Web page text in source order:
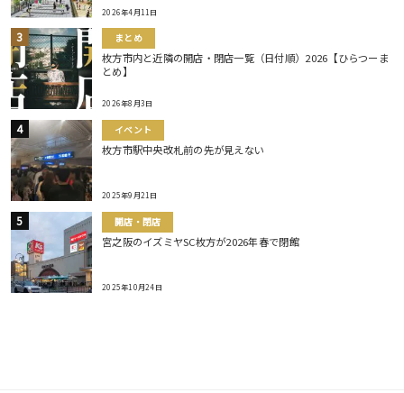
2026年4月11日
まとめ
枚方市内と近隣の開店・閉店一覧（日付順）2026【ひらつーま
とめ】
2026年8月3日
イベント
枚方市駅中央改札前の先が見えない
2025年9月21日
開店・閉店
宮之阪のイズミヤSC枚方が2026年春で閉館
2025年10月24日